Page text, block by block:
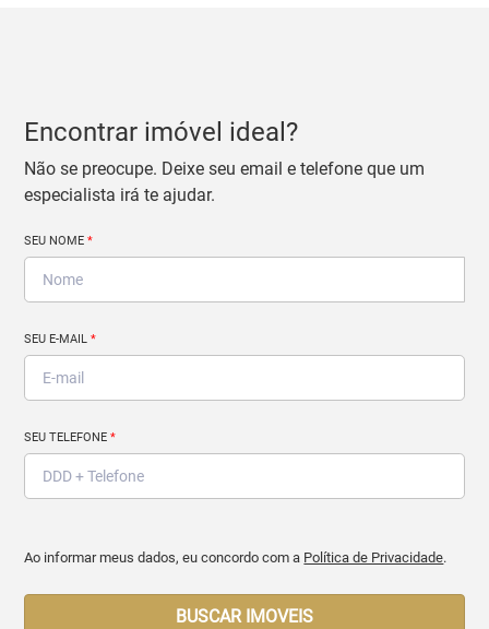
Encontrar imóvel ideal?
Não se preocupe. Deixe seu email e telefone que um
especialista irá te ajudar.
SEU NOME*
SEU E-MAIL*
SEU TELEFONE*
Ao informar meus dados, eu concordo com a Política de Privacidade.
BUSCAR IMOVEIS